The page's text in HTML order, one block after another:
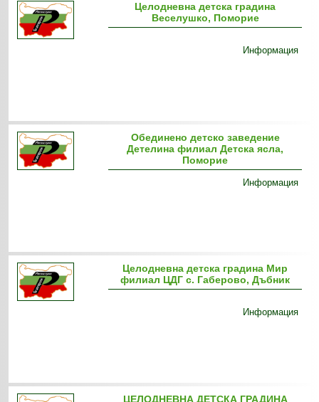
Целодневна детска градина
Веселушко, Поморие
Информация
Обединено детско заведение
Детелина филиал Детска ясла,
Поморие
Информация
Целодневна детска градина Мир
филиал ЦДГ с. Габерово, Дъбник
Информация
ЦЕЛОДНЕВНА ДЕТСКА ГРАДИНА